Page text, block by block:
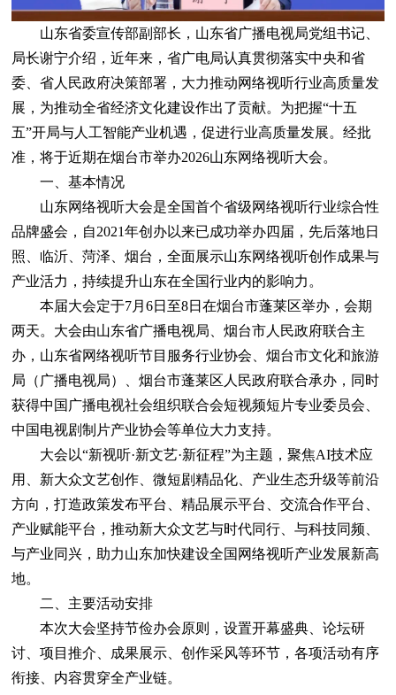
山东省委宣传部副部长，山东省广播电视局党组书记、
局长谢宁介绍，近年来，省广电局认真贯彻落实中央和省
委、省人民政府决策部署，大力推动网络视听行业高质量发
展，为推动全省经济文化建设作出了贡献。为把握“十五
五”开局与人工智能产业机遇，促进行业高质量发展。经批
准，将于近期在烟台市举办2026山东网络视听大会。
一、基本情况
山东网络视听大会是全国首个省级网络视听行业综合性
品牌盛会，自2021年创办以来已成功举办四届，先后落地日
照、临沂、菏泽、烟台，全面展示山东网络视听创作成果与
产业活力，持续提升山东在全国行业内的影响力。
本届大会定于7月6日至8日在烟台市蓬莱区举办，会期
两天。大会由山东省广播电视局、烟台市人民政府联合主
办，山东省网络视听节目服务行业协会、烟台市文化和旅游
局（广播电视局）、烟台市蓬莱区人民政府联合承办，同时
获得中国广播电视社会组织联合会短视频短片专业委员会、
中国电视剧制片产业协会等单位大力支持。
大会以“新视听·新文艺·新征程”为主题，聚焦AI技术应
用、新大众文艺创作、微短剧精品化、产业生态升级等前沿
方向，打造政策发布平台、精品展示平台、交流合作平台、
产业赋能平台，推动新大众文艺与时代同行、与科技同频、
与产业同兴，助力山东加快建设全国网络视听产业发展新高
地。
二、主要活动安排
本次大会坚持节俭办会原则，设置开幕盛典、论坛研
讨、项目推介、成果展示、创作采风等环节，各项活动有序
衔接、内容贯穿全产业链。